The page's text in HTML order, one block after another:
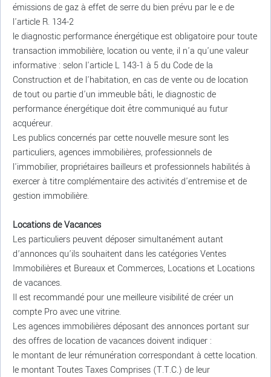
émissions de gaz à effet de serre du bien prévu par le e de
l'article R. 134-2
le diagnostic performance énergétique est obligatoire pour toute
transaction immobilière, location ou vente, il n'a qu'une valeur
informative : selon l'article L 143-1 à 5 du Code de la
Construction et de l'habitation, en cas de vente ou de location
de tout ou partie d'un immeuble bâti, le diagnostic de
performance énergétique doit être communiqué au futur
acquéreur.
Les publics concernés par cette nouvelle mesure sont les
particuliers, agences immobilières, professionnels de
l'immobilier, propriétaires bailleurs et professionnels habilités à
exercer à titre complémentaire des activités d'entremise et de
gestion immobilière.
Locations de Vacances
Les particuliers peuvent déposer simultanément autant
d’annonces qu’ils souhaitent dans les catégories Ventes
Immobilières et Bureaux et Commerces, Locations et Locations
de vacances.
Il est recommandé pour une meilleure visibilité de créer un
compte Pro avec une vitrine.
Les agences immobilières déposant des annonces portant sur
des offres de location de vacances doivent indiquer :
le montant de leur rémunération correspondant à cette location.
le montant Toutes Taxes Comprises (T.T.C.) de leur